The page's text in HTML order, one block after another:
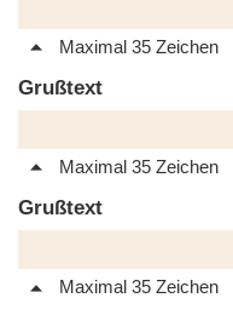
Maximal 35 Zeichen
Grußtext
Maximal 35 Zeichen
Grußtext
Maximal 35 Zeichen